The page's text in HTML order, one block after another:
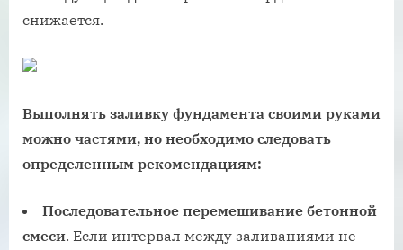
снижается.
Выполнять заливку фундамента своими руками
можно частями, но необходимо следовать
определенным рекомендациям:
Последовательное перемешивание бетонной
смеси. Если интервал между заливаниями не